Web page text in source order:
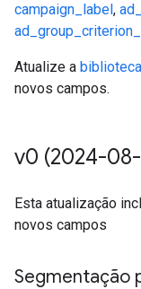
campaign_label,
Atualize a
novos campos.
v0 (2024-
Esta atualização
novos campos
Segmentação